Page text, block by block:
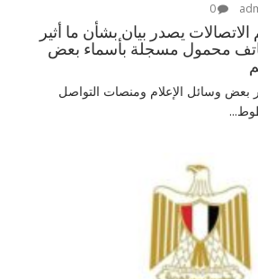
0
الاتصالات يصدر بيان بشأن ما أثير
محمول مسجلة بأسماء بعض
بعض وسائل الإعلام ومنصات التواصل